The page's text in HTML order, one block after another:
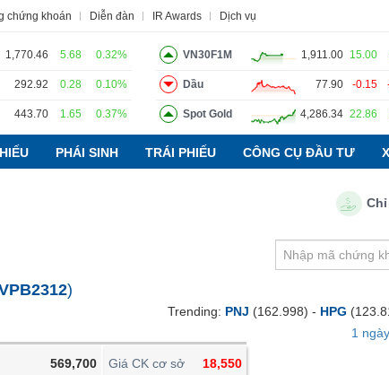
chứng khoán Diễn đàn IR Awards Dịch vụ
1,770.46 5.68 0.32%
292.92 0.28 0.10%
443.70 1.65 0.37%
VN30F1M 1,911.00 15.00
Dầu 77.90 -0.15
Spot Gold 4,286.34 22.86
PHÁI SINH TRÁI PHIẾU CÔNG CỤ ĐẦU TƯ
Chỉ số
)
569,700
Giá CK cơ sở
18,550
Trending: PNJ (162.998) - HPG
1 ngày
Tin tức Báo cáo phân tích Thuật ngữ Dịch vụ
PHÁI SINH